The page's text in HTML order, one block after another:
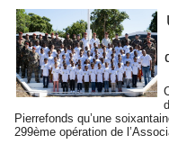
Pierrefonds qu’une
299ème opération de